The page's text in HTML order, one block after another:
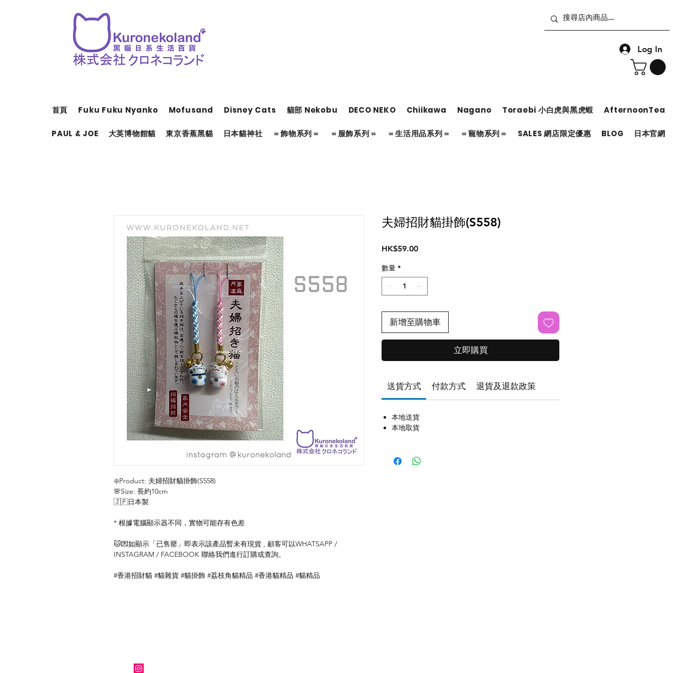
Log In
首頁 Fuku Fuku Nyanko Mofusand Disney Cats 貓部 Nekobu DECO NEKO Chiikawa Nagano Toraebi 小白虎與黑虎蝦 AfternoonTea
PAUL & JOE 大英博物館貓 東京香蕉黑貓 日本貓神社 ＝飾物系列＝ ＝服飾系列＝ ＝生活用品系列＝ ＝寵物系列＝ SALES 網店限定優惠 BLOG 日本官網
❇️Product: 夫婦招財貓掛飾(S558)
🌸Size: 長約10cm
🇯🇵日本製
* 根據電腦顯示器不同，實物可能存有色差
🐱💌如顯示「已售罄」即表示該產品暫未有現貨 , 顧客可以WHATSAPP /
INSTAGRAM / FACEBOOK 聯絡我們進行訂購或查詢。
#香港招財貓 #貓雜貨 #貓掛飾 #荔枝角貓精品 #香港貓精品 #貓精品
夫婦招財貓掛飾(S558)
HK$59.00價
數量 *
新增至購物車
立即購買
送貨方式 付款方式 退貨及退款政策
本地送貨
本地取貨